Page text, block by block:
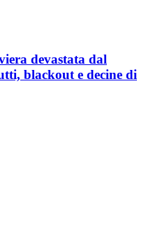
devastata dal
blackout e decine di